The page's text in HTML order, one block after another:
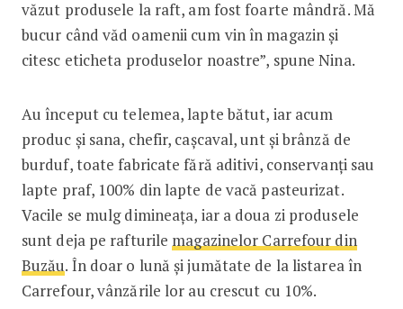
văzut produsele la raft, am fost foarte mândră. Mă
bucur când văd oamenii cum vin în magazin și
citesc eticheta produselor noastre”, spune Nina.
Au început cu telemea, lapte bătut, iar acum
produc și sana, chefir, cașcaval, unt și brânză de
burduf, toate fabricate fără aditivi, conservanți sau
lapte praf, 100% din lapte de vacă pasteurizat.
Vacile se mulg dimineața, iar a doua zi produsele
sunt deja pe rafturile magazinelor Carrefour din
Buzău. În doar o lună și jumătate de la listarea în
Carrefour, vânzările lor au crescut cu 10%.